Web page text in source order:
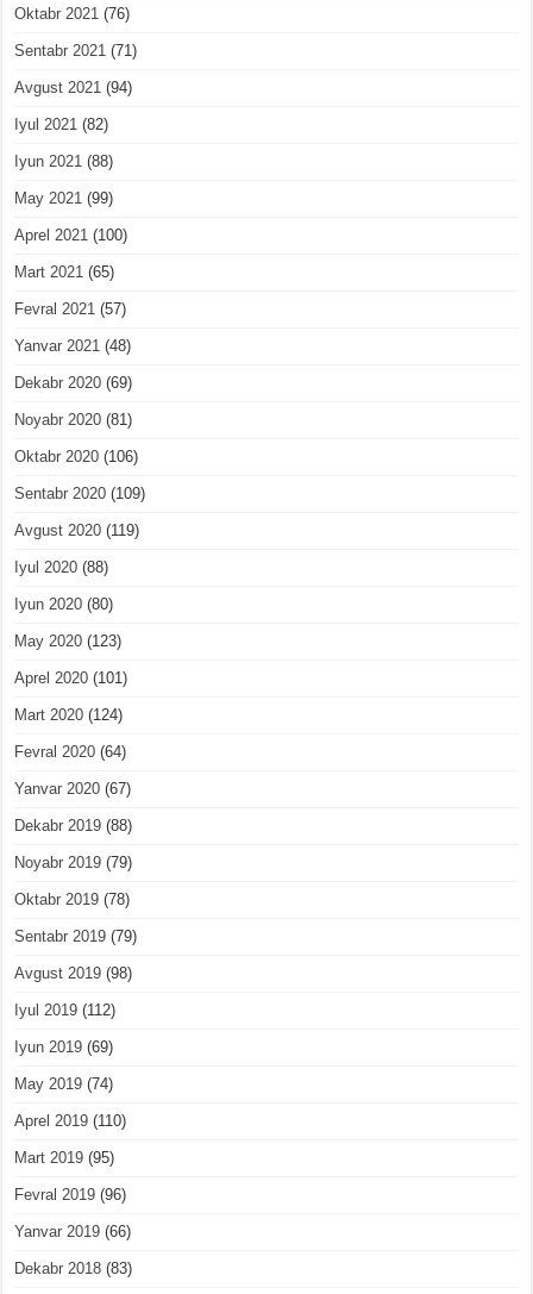
Oktabr 2021 (76)
Sentabr 2021 (71)
Avgust 2021 (94)
Iyul 2021 (82)
Iyun 2021 (88)
May 2021 (99)
Aprel 2021 (100)
Mart 2021 (65)
Fevral 2021 (57)
Yanvar 2021 (48)
Dekabr 2020 (69)
Noyabr 2020 (81)
Oktabr 2020 (106)
Sentabr 2020 (109)
Avgust 2020 (119)
Iyul 2020 (88)
Iyun 2020 (80)
May 2020 (123)
Aprel 2020 (101)
Mart 2020 (124)
Fevral 2020 (64)
Yanvar 2020 (67)
Dekabr 2019 (88)
Noyabr 2019 (79)
Oktabr 2019 (78)
Sentabr 2019 (79)
Avgust 2019 (98)
Iyul 2019 (112)
Iyun 2019 (69)
May 2019 (74)
Aprel 2019 (110)
Mart 2019 (95)
Fevral 2019 (96)
Yanvar 2019 (66)
Dekabr 2018 (83)